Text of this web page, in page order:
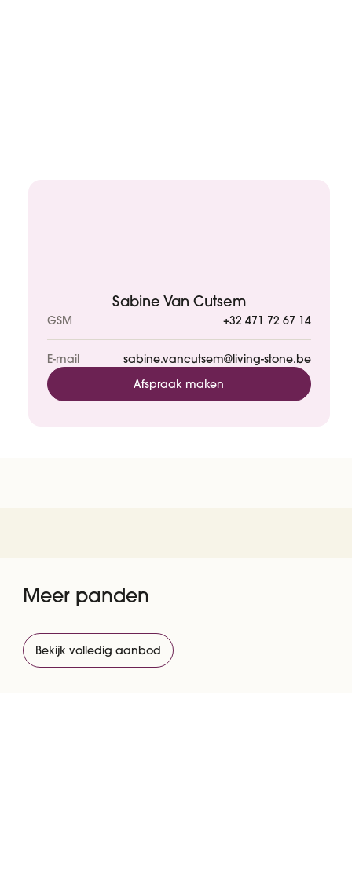
Sabine Van Cutsem
GSM +32 471 72 67 14
E-mail
sabine.vancutsem@living-stone.be
Afspraak maken
Meer panden
Bekijk volledig aanbod